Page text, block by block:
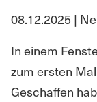
08.12.2025 |
In einem
zum ersten
Geschaffen